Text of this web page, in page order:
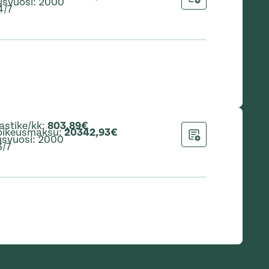
7 Lisää hakemukseen
kk: 803,89€
:20342,93€
:2000
7 Lisää hakemukseen